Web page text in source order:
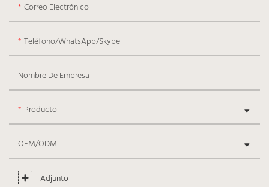
Correo Electrónico
Teléfono/WhatsApp/Skype
Nombre De Empresa
Producto
OEM/ODM
Adjunto